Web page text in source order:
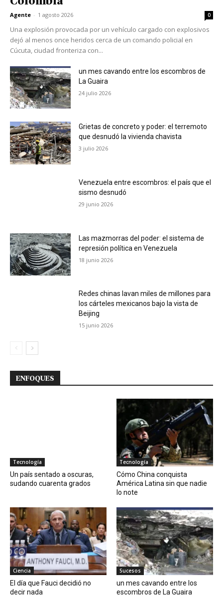
Agente - 1 agosto 2026 0
Una explosión provocada por un vehículo cargado con explosivos
dejó al menos once heridos cerca de un comando policial en
Cúcuta, ciudad fronteriza con...
un mes cavando entre los escombros de
La Guaira
24 julio 2026
Grietas de concreto y poder: el terremoto
que desnudó la vivienda chavista
3 julio 2026
Venezuela entre escombros: el país que el
sismo desnudó
29 junio 2026
Las mazmorras del poder: el sistema de
represión política en Venezuela
18 junio 2026
Redes chinas lavan miles de millones para
los cárteles mexicanos bajo la vista de
Beijing
15 junio 2026
ENFOQUES
Tecnología
Un país sentado a oscuras,
sudando cuarenta grados
Tecnología
Cómo China conquista
América Latina sin que nadie
lo note
Ciencia
El día que Fauci decidió no
decir nada
Sucesos
un mes cavando entre los
escombros de La Guaira